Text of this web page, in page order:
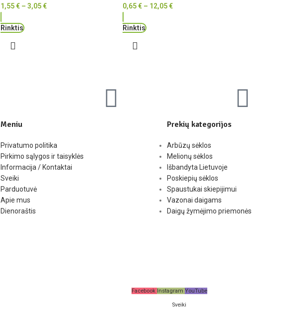
1,55€ – 3,05€
Rinktis
0,65€ – 12,05€
Rinktis
Meniu
Privatumo politika
Pirkimo sąlygos ir taisyklės
Informacija / Kontaktai
Sveiki
Parduotuvė
Apie mus
Dienoraštis
Prekių kategorijos
Arbūzų sėklos
Melionų sėklos
Išbandyta Lietuvoje
Poskiepių sėklos
Spaustukai skiepijimui
Vazonai daigams
Daigų žymėjimo priemonės
Facebook Instagram YouTube
Sveiki